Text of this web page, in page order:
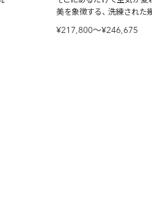
美を象徴する、 洗練された
ム。
¥217,800〜¥246,675